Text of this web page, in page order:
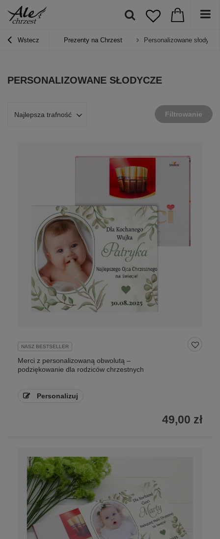
Wstecz Prezenty na Chrzest Personalizowane słodycze
PERSONALIZOWANE SŁODYCZE
Najlepsza trafność Filtrowanie
NASZ BESTSELLER
Merci z personalizowaną obwolutą –
podziękowanie dla rodziców chrzestnych
Personalizuj
49,00 zł